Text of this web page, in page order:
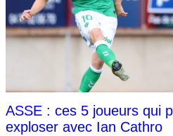
ASSE : ces 5 joueurs qui
exploser avec Ian Cathro